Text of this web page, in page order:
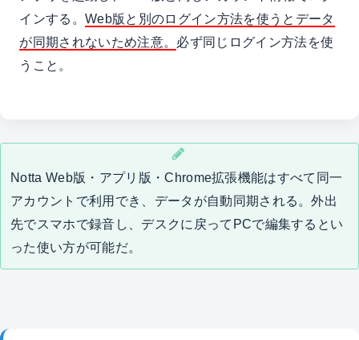
インする。Web版と別のログイン方法を使うとデータ
が同期されないため注意。 必ず同じログイン方法を使
うこと。
Notta Web版・アプリ版・Chrome拡張機能はすべて同一
アカウントで利用でき、データが自動同期される。外出
先でスマホで録音し、デスクに戻ってPCで編集するとい
った使い方が可能だ。